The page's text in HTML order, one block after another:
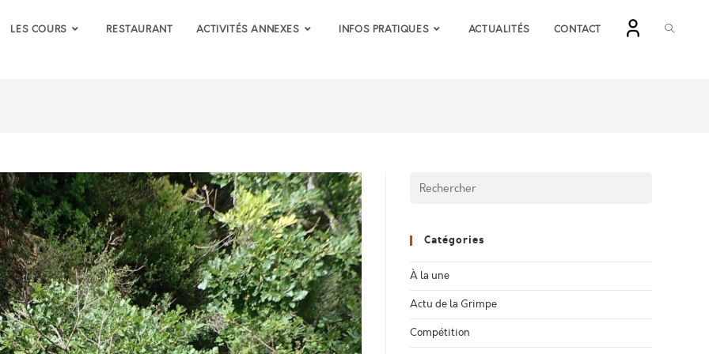
LES COURS RESTAURANT ACTIVITÉS ANNEXES INFOS PRATIQUES ACTUALITÉS CONTACT
Catégories
À la une
Actu de la Grimpe
Compétition